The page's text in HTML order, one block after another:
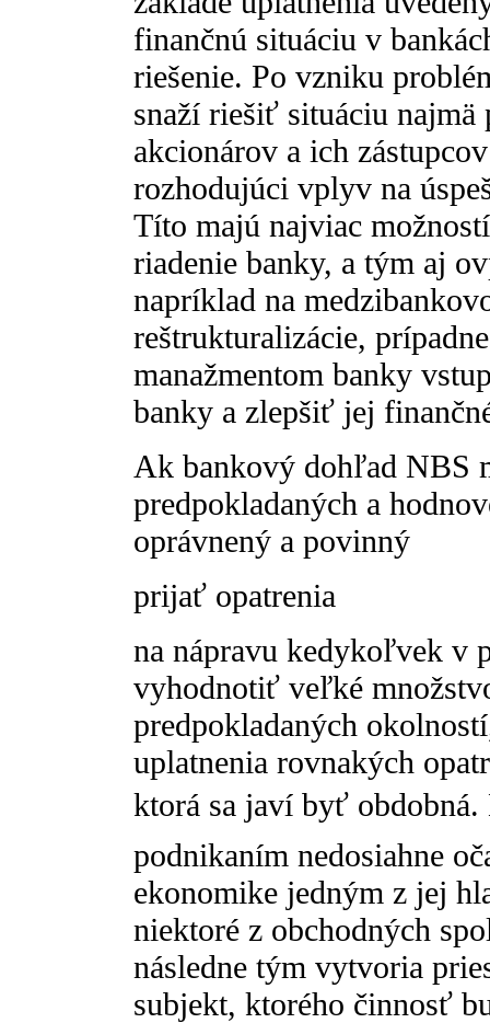
finančnú situáciu v
riešenie. Po vzniku
snaží riešiť situáciu najmä
akcionárov a ich
rozhodujúci vplyv na
Títo majú najviac
riadenie banky, a tým aj
napríklad na
reštrukturalizácie,
manažmentom banky
banky a zlepšiť jej
Ak bankový dohľad NBS
predpokladaných a
oprávnený a povinný
prijať opatrenia
na nápravu kedykoľvek v
vyhodnotiť veľké
predpokladaných
uplatnenia rovnakých
ktorá sa javí byť obdobná.
podnikaním nedosiahne
ekonomike jedným z jej
niektoré z obchodných
následne tým vytvoria
subjekt, ktorého činnosť